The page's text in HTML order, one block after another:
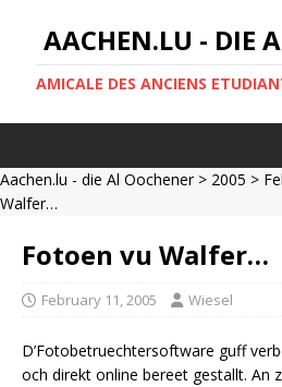
AACHEN.LU - DIE
AMICALE DES ANCIENS
Aachen.lu - die Al Oochener> 2005 >
Walfer…
Fotoen vu Walfer…
February 11, 2005 Wiesel
D’Fotobetruechtersoftware guff
och direkt online bereet gestallt. An